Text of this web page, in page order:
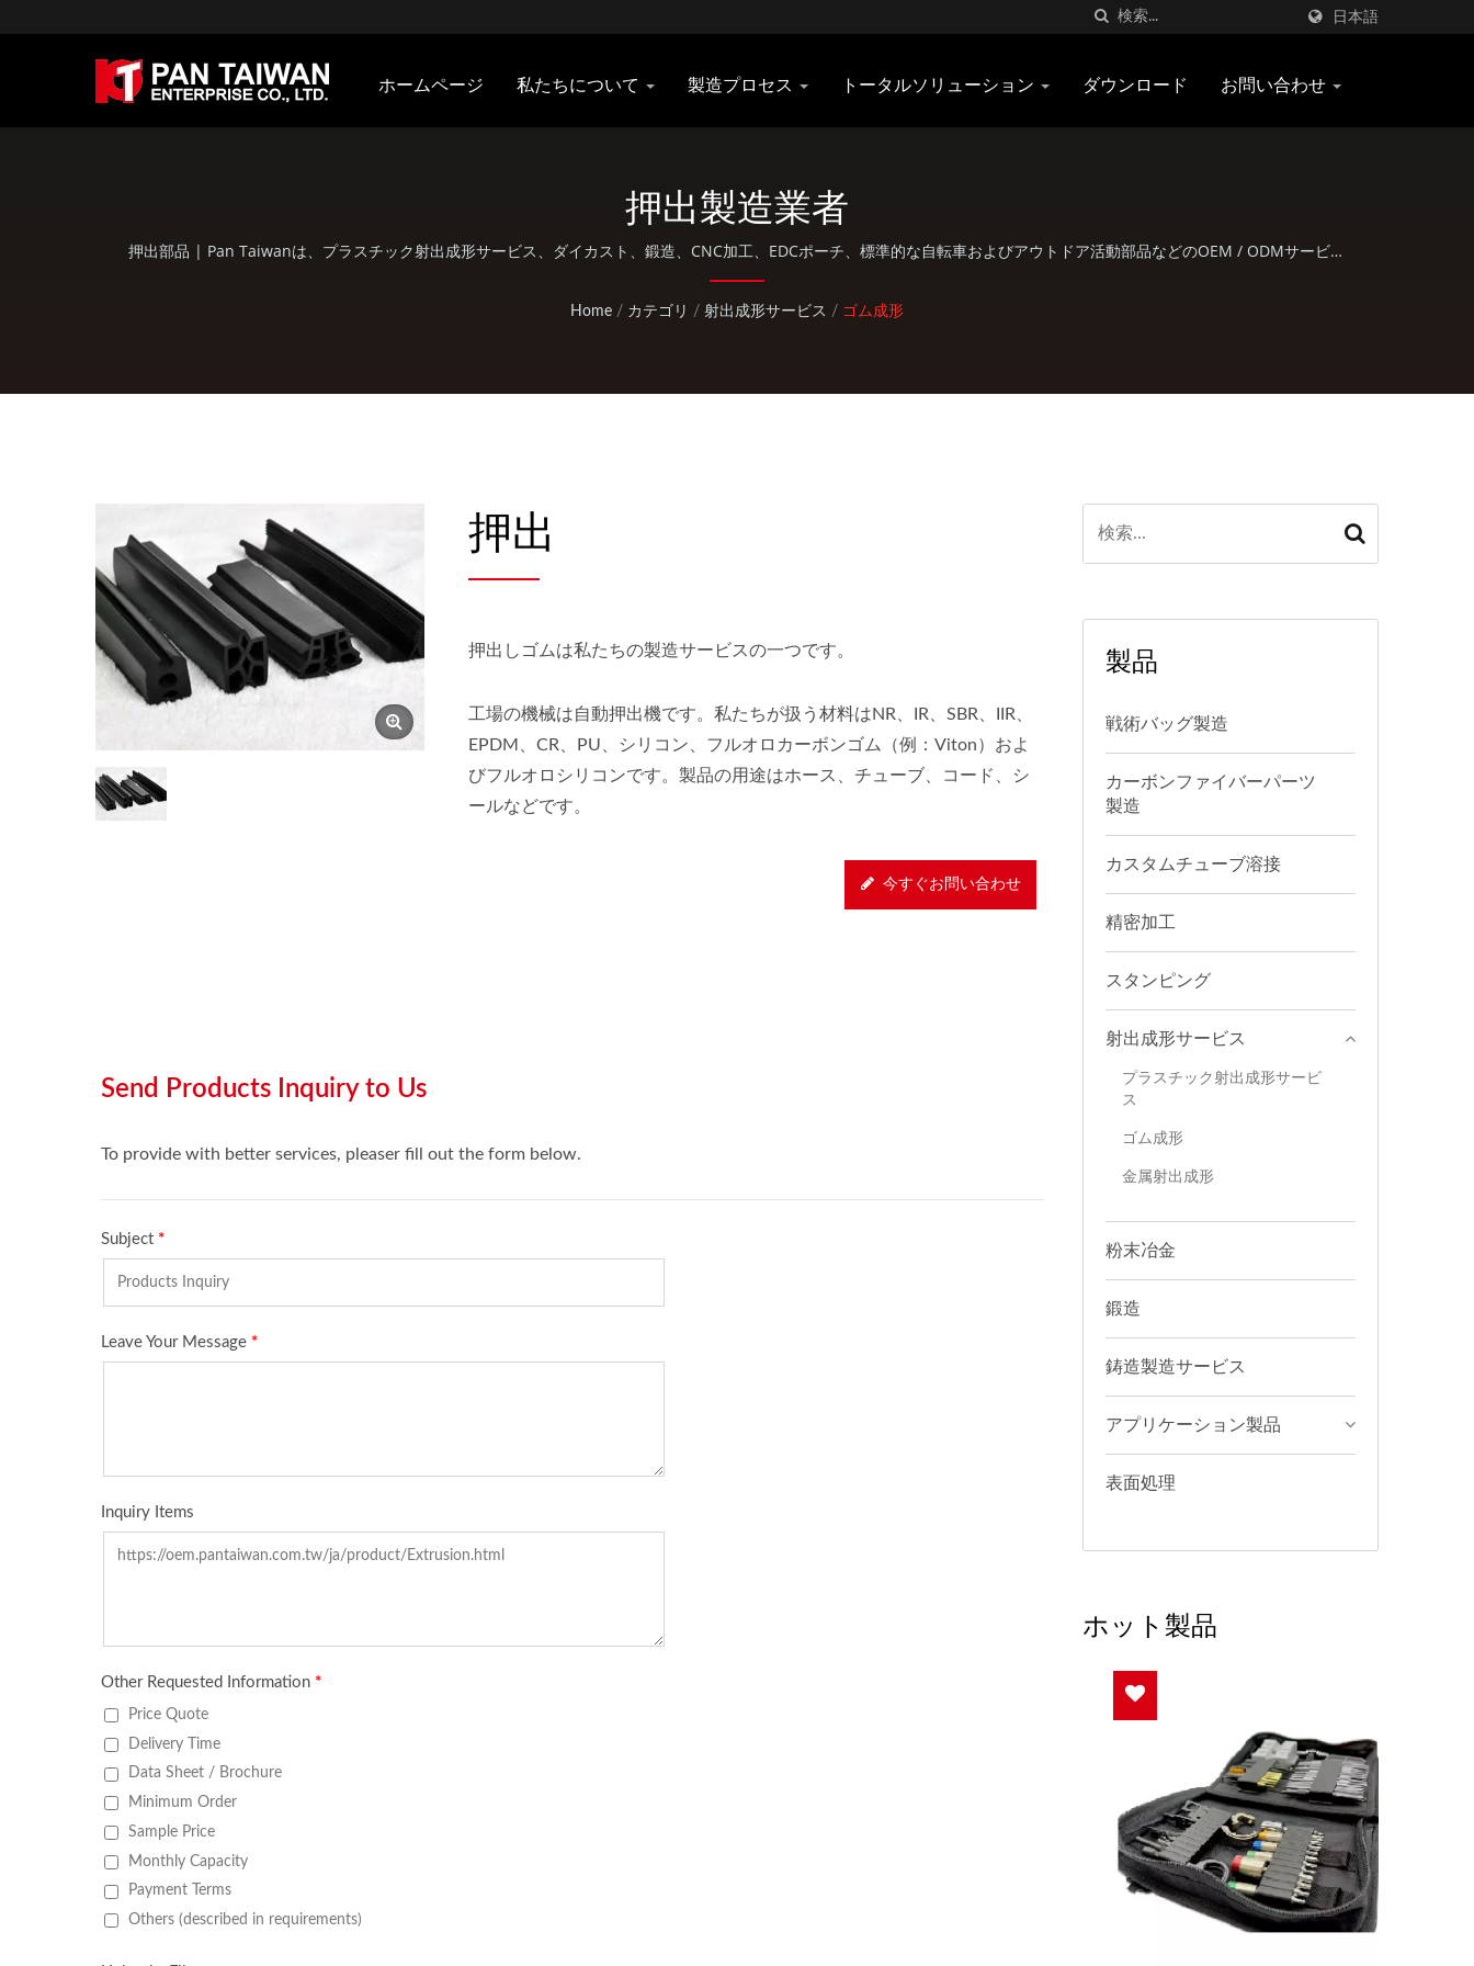
日本語
ホームページ 私たちについて 製造プロセス トータルソリューション ダウンロード お問い合わせ
押出製造業者
押出部品 | Pan Taiwanは、プラスチック射出成形サービス、ダイカスト、鍛造、CNC加工、EDCポーチ、標準的な自転車およびアウトドア活動部品などのOEM / ODMサービス
を提供しています。
Home / カテゴリ / 射出成形サービス / ゴム成形
押出
押出しゴムは私たちの製造サービスの一つです。
工場の機械は自動押出機です。私たちが扱う材料はNR、IR、SBR、IIR、
EPDM、CR、PU、シリコン、フルオロカーボンゴム（例：Viton）およ
びフルオロシリコンです。製品の用途はホース、チューブ、コード、シ
ールなどです。
今すぐお問い合わせ
製品
戦術バッグ製造
カーボンファイバーパーツ
製造
カスタムチューブ溶接
精密加工
スタンピング
射出成形サービス
プラスチック射出成形サービ
ス
ゴム成形
金属射出成形
粉末冶金
鍛造
鋳造製造サービス
アプリケーション製品
表面処理
ホット製品